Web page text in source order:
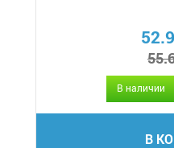
В наличии
В